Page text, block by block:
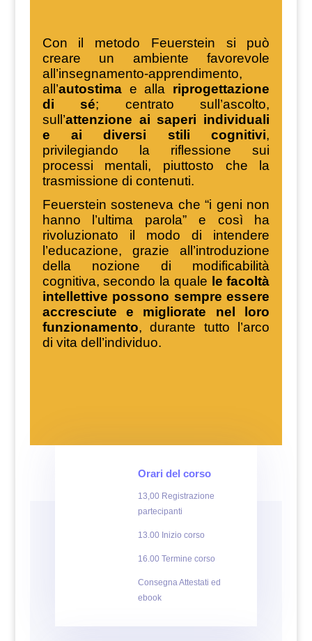
Con il metodo Feuerstein si può
creare un ambiente favorevole
all’insegnamento-apprendimento,
all’autostimae alla riprogettazione
di sé; centrato sull’ascolto,
sull’attenzione ai saperi individuali
e ai diversi stili cognitivi,
privilegiando la riflessione sui
processi mentali, piuttosto che la
trasmissione di contenuti.
Feuerstein sosteneva che “i geni non
hanno l’ultima parola” e così ha
rivoluzionato il modo di intendere
l’educazione, grazie all’introduzione
della nozione di modificabilità
cognitiva, secondo la quale le facoltà
intellettive possono sempre essere
accresciute e migliorate nel loro
funzionamento, durante tutto l’arco
di vita dell’individuo.
Orari del corso
13,00 Registrazione
partecipanti
13.00 Inizio corso
16.00 Termine corso
Consegna Attestati ed
ebook